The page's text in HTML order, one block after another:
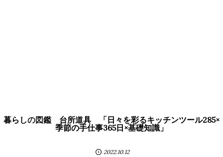
暮らしの図鑑 台所道具 「日々を彩るキッチンツール285×
季節の手仕事365日×基礎知識」
2022.10.12